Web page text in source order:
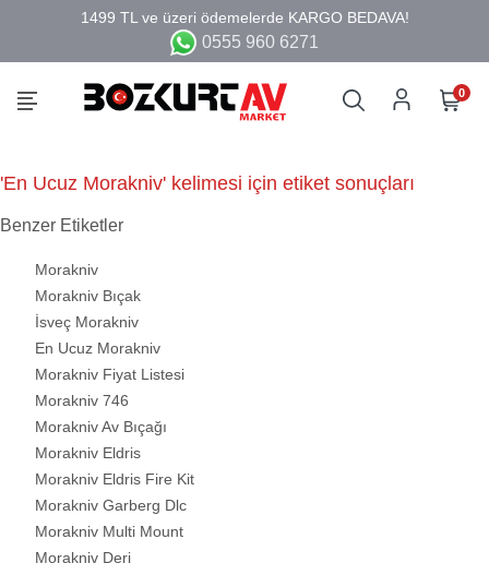
0555 960 6271
0
'En Ucuz Morakniv' kelimesi için etiket sonuçları
Benzer Etiketler
Morakniv
Morakniv Bıçak
İsveç Morakniv
En Ucuz Morakniv
Morakniv Fiyat Listesi
Morakniv 746
Morakniv Av Bıçağı
Morakniv Eldris
Morakniv Eldris Fire Kit
Morakniv Garberg Dlc
Morakniv Multi Mount
Morakniv Deri